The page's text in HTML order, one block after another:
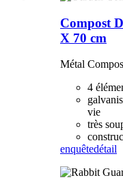
Compost
X 70 cm
Métal
4
vie
très
enquêtedétail